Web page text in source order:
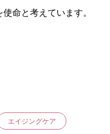
熱破壊式レーザ
命と考えています。
エイジングケア